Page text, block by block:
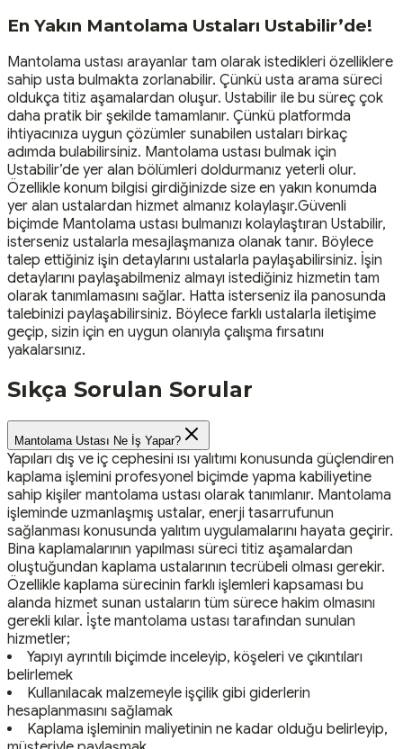
En Yakın Mantolama Ustaları Ustabilir’de!
Mantolama ustası arayanlar tam olarak istedikleri özelliklere
sahip usta bulmakta zorlanabilir. Çünkü usta arama süreci
oldukça titiz aşamalardan oluşur. Ustabilir ile bu süreç çok
daha pratik bir şekilde tamamlanır. Çünkü platformda
ihtiyacınıza uygun çözümler sunabilen ustaları birkaç
adımda bulabilirsiniz. Mantolama ustası bulmak için
Ustabilir’de yer alan bölümleri doldurmanız yeterli olur.
Özellikle konum bilgisi girdiğinizde size en yakın konumda
yer alan ustalardan hizmet almanız kolaylaşır.Güvenli
biçimde Mantolama ustası bulmanızı kolaylaştıran Ustabilir,
isterseniz ustalarla mesajlaşmanıza olanak tanır. Böylece
talep ettiğiniz işin detaylarını ustalarla paylaşabilirsiniz. İşin
detaylarını paylaşabilmeniz almayı istediğiniz hizmetin tam
olarak tanımlamasını sağlar. Hatta isterseniz ila panosunda
talebinizi paylaşabilirsiniz. Böylece farklı ustalarla iletişime
geçip, sizin için en uygun olanıyla çalışma fırsatını
yakalarsınız.
Sıkça Sorulan Sorular
Mantolama Ustası Ne İş Yapar?
Yapıları dış ve iç cephesini ısı yalıtımı konusunda güçlendiren
kaplama işlemini profesyonel biçimde yapma kabiliyetine
sahip kişiler mantolama ustası olarak tanımlanır. Mantolama
işleminde uzmanlaşmış ustalar, enerji tasarrufunun
sağlanması konusunda yalıtım uygulamalarını hayata geçirir.
Bina kaplamalarının yapılması süreci titiz aşamalardan
oluştuğundan kaplama ustalarının tecrübeli olması gerekir.
Özellikle kaplama sürecinin farklı işlemleri kapsaması bu
alanda hizmet sunan ustaların tüm sürece hakim olmasını
gerekli kılar. İşte mantolama ustası tarafından sunulan
hizmetler;
Yapıyı ayrıntılı biçimde inceleyip, köşeleri ve çıkıntıları
belirlemek
Kullanılacak malzemeyle işçilik gibi giderlerin
hesaplanmasını sağlamak
Kaplama işleminin maliyetinin ne kadar olduğu belirleyip,